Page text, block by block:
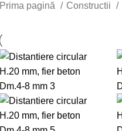
Prima pagină Constructii